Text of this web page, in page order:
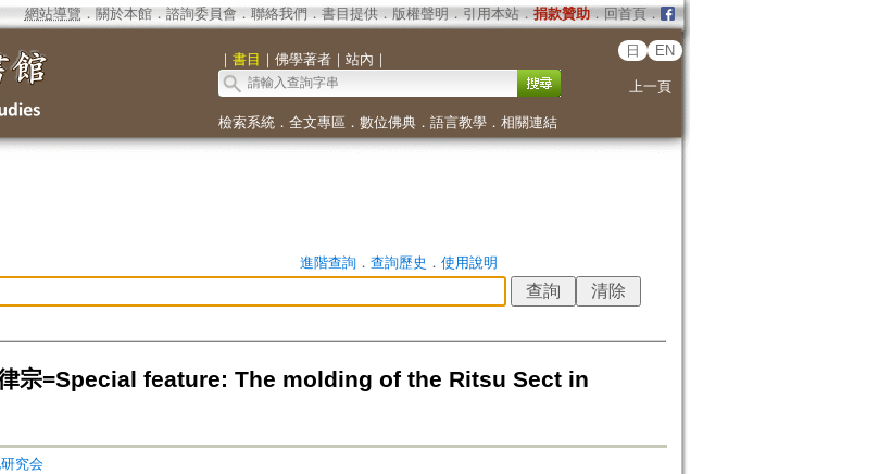
網站導覽 ． 關於本館． 諮詢委員會． 聯絡我們 ． 書目提供． 版權聲明 ． 引用本站． 捐款贊助．回首頁．
｜ 書目 ｜ 佛學著者｜ 站內 ｜
日 EN
上一頁
檢索系統． 全文專區 ． 數位佛典． 語言教學． 相關連結
進階查詢． 查詢歷史 ． 使用說明
宗=Special feature: The molding of the Ritsu Sect in
究会